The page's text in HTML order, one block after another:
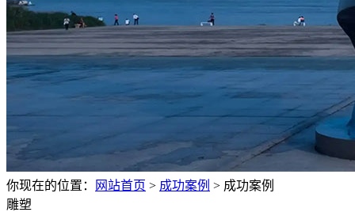
你现在的位置： 网站首页 > 成功案例 > 成功案例
雕塑